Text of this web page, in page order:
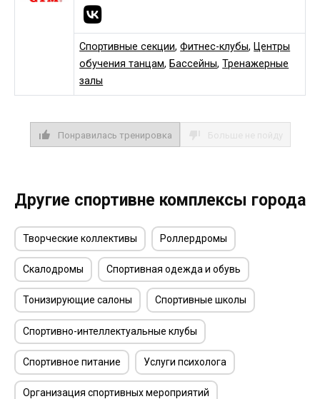
Спортивные секции,Фитнес-клубы,Центры
обучения танцам,Бассейны,Тренажерные
залы
Понравилась тренировка
Другие спортивне комплексы города
Творческие коллективы Роллердромы
Скалодромы Спортивная одежда и обувь
Тонизирующие салоны Спортивные школы
Спортивно-интеллектуальные клубы
Спортивное питание Услуги психолога
Организация спортивных мероприятий